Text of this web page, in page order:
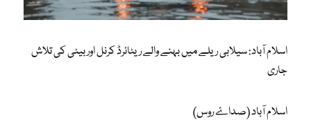
اسلام آباد: سیلابی ریلے میں بہنے والے ریٹائرڈ کرنل اور بیٹی کی تلاش
جاری
اسلام آباد (صداۓ روس)